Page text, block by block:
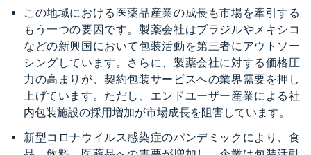
この地域における医薬品産業の成長も市場を牽引する
もう一つの要因です。製薬会社はブラジルやメキシコ
などの新興国において包装活動を第三者にアウトソー
シングしています。さらに、製薬会社に対する価格圧
力の高まりが、契約包装サービスへの業界需要を押し
上げています。ただし、エンドユーザー産業による社
内包装施設の採用増加が市場成長を阻害しています。
新型コロナウイルス感染症のパンデミックにより、食